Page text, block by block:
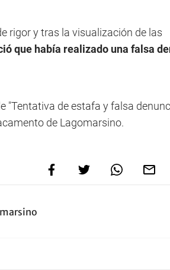
rigor y tras la visualización de las
que había realizado una falsa
"Tentativa de estafa y falsa
de Lagomarsino.